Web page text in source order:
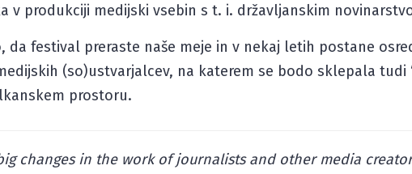
v produkciji medijski vsebin s t. i. državljanskim
da festival preraste naše meje in v nekaj letih postane
(so)ustvarjalcev, na katerem se bodo sklepala tudi
prostoru.
changes in the work of journalists and other media